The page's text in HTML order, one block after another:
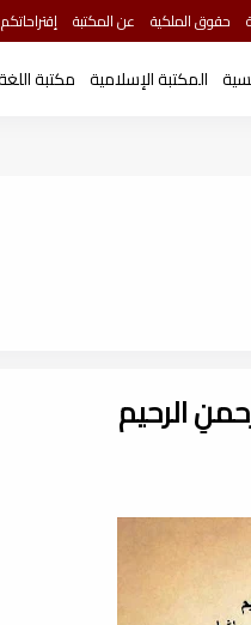
حقوق الملكية عن المكتبة إقتراحاتكم
المكتبة الإسلامية مكتبة
الرحيم